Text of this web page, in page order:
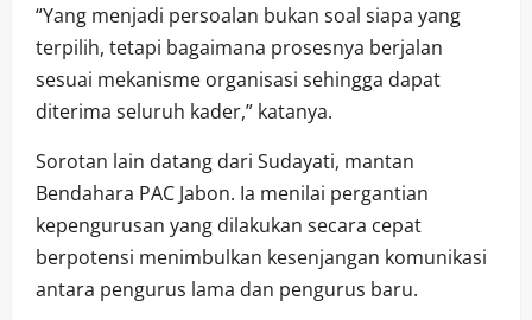
“Yang menjadi persoalan bukan soal siapa yang
terpilih, tetapi bagaimana prosesnya berjalan
sesuai mekanisme organisasi sehingga dapat
diterima seluruh kader,” katanya.
Sorotan lain datang dari Sudayati, mantan
Bendahara PAC Jabon. Ia menilai pergantian
kepengurusan yang dilakukan secara cepat
berpotensi menimbulkan kesenjangan komunikasi
antara pengurus lama dan pengurus baru.